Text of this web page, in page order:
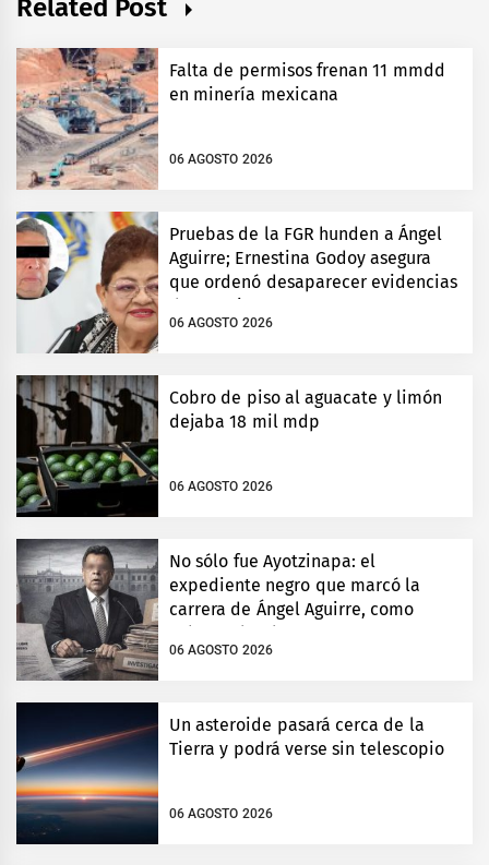
Related Post
Falta de permisos frenan 11 mmdd
en minería mexicana
06 AGOSTO 2026
Pruebas de la FGR hunden a Ángel
Aguirre; Ernestina Godoy asegura
que ordenó desaparecer evidencias
de Ayotzinapa
06 AGOSTO 2026
Cobro de piso al aguacate y limón
dejaba 18 mil mdp
06 AGOSTO 2026
No sólo fue Ayotzinapa: el
expediente negro que marcó la
carrera de Ángel Aguirre, como
gobernador de Guerrero
06 AGOSTO 2026
Un asteroide pasará cerca de la
Tierra y podrá verse sin telescopio
06 AGOSTO 2026